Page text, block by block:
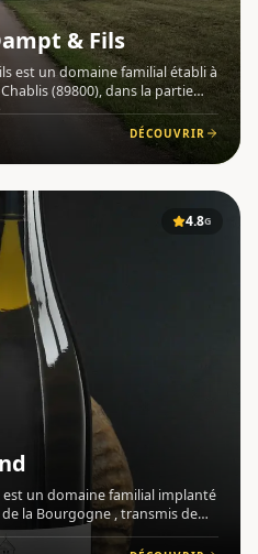
& Fils
est un domaine familial établi à
(89800), dans la partie
pour la qualité et la
bénéficie d'une e DÉCOUVRIR
4.8G
un domaine familial implanté
la Bourgogne , transmis de
le XVIIe siècle. Aujourd'hui